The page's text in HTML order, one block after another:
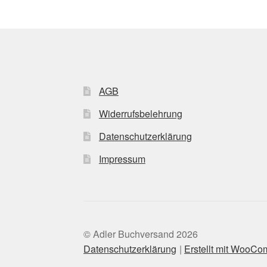
AGB
Widerrufsbelehrung
Datenschutzerklärung
Impressum
© Adler Buchversand 2026
Datenschutzerklärung
Erstellt mit